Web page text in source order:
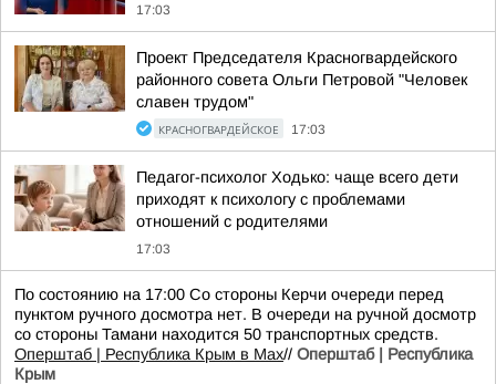
17:03
Проект Председателя Красногвардейского
районного совета Ольги Петровой "Человек
славен трудом"
КРАСНОГВАРДЕЙСКОЕ 17:03
Педагог-психолог Ходько: чаще всего дети
приходят к психологу с проблемами
отношений с родителями
17:03
По состоянию на 17:00 Со стороны Керчи очереди перед
пунктом ручного досмотра нет. В очереди на ручной досмотр
со стороны Тамани находится 50 транспортных средств.
Оперштаб | Республика Крым в Мax// Оперштаб | Республика
Крым